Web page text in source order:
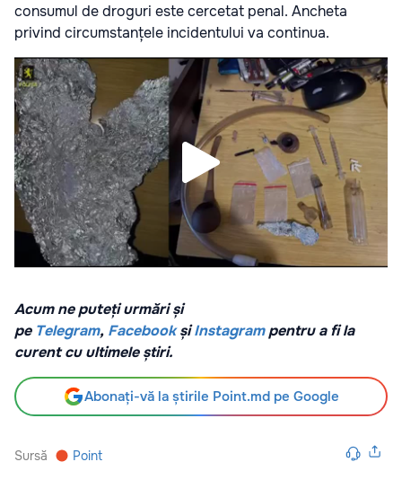
consumul de droguri este cercetat penal. Ancheta
privind circumstanțele incidentului va continua.
Acum ne puteți urmări și
pe Telegram, Facebook șiInstagrampentru a fi la
curent cu ultimele știri.
Abonați-vă la știrile Point.md pe Google
Sursă Point